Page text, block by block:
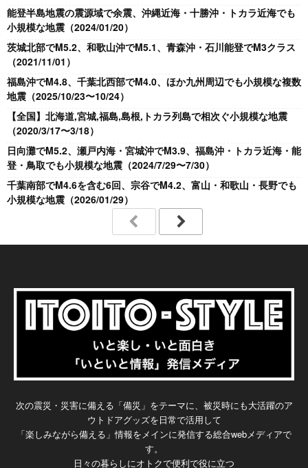
能登半島地震の震源域で余震、沖縄近海・十勝沖・トカラ近海でも
小規模な地震（2024/01/20）
茨城北部でM5.2、和歌山沖でM5.1、青森沖・石川能登でM3クラス
（2021/11/01）
福島沖でM4.8、千葉北西部でM4.0、ほか九州周辺でも小規模な複数
地震（2025/10/23〜10/24）
【全国】北海道,宮城,福島,島根,トカラ列島で相次ぐ小規模な地震
（2020/3/17〜3/18）
日向灘でM5.2、瀬戸内海・宮城沖でM3.9、福島沖・トカラ近海・能
登・鳥取でも小規模な地震（2024/7/29〜7/30）
千葉南部でM4.6を含む6回、宗谷でM4.2、富山・和歌山・長野でも
小規模な地震（2026/01/29）
次の震災・災害に備える「備災」をテーマに、被災時にも大活躍のア
ウトドアグッズを日常で活用して
「楽しみながら備える」情報をメインに発信する総合webメディアで
す。
日々の暮らしにオトクで便利で役に立つ